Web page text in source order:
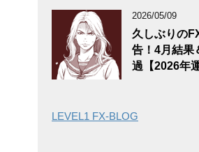
2026/05/09
久しぶりの
告！4月結果
過【2026年
LEVEL1 FX-BLOG